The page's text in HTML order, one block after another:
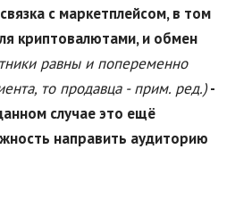
с маркетплейсом, в том
криптовалютами, и обмен
равны и попеременно
то продавца - прим. ред.)-
случае это ещё
направить аудиторию